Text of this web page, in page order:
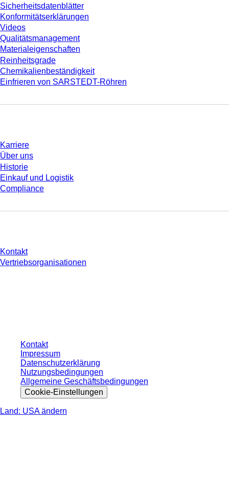
Sicherheitsdatenblätter
Konformitätserklärungen
Videos
Qualitätsmanagement
Materialeigenschaften
Reinheitsgrade
Chemikalienbeständigkeit
Einfrieren von SARSTEDT-Röhren
Karriere
Über uns
Historie
Einkauf und Logistik
Compliance
Kontakt
Vertriebsorganisationen
Kontakt
Impressum
Datenschutzerklärung
Nutzungsbedingungen
Allgemeine Geschäftsbedingungen
Cookie-Einstellungen
Land: USA ändern